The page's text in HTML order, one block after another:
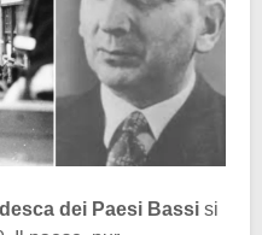
dei Paesi Bassi si